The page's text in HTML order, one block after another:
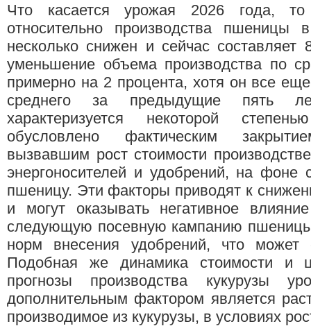
Что касается урожая 2026 года,
относительно производства
несколько снижен и сейчас
уменьшение объема производства по
примерно на 2 процента, хотя он все
среднего за предыдущие пять
характеризуется некоторой
обусловлено фактическим
вызвавшим рост стоимости
энергоносителей и удобрений, на фоне
пшеницу. Эти факторы приводят к
и могут оказывать негативное
следующую посевную кампанию
норм внесения удобрений, что может
Подобная же динамика стоимости и
прогнозы производства кукурузы
дополнительным фактором является
производимое из кукурузы, в условиях